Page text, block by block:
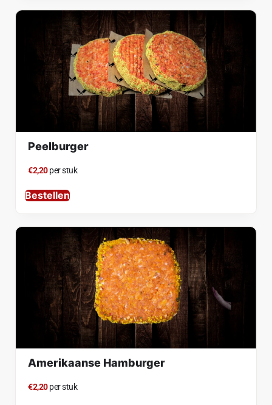
Peelburger
€2,20per stuk
Bestellen
Amerikaanse Hamburger
€2,20per stuk